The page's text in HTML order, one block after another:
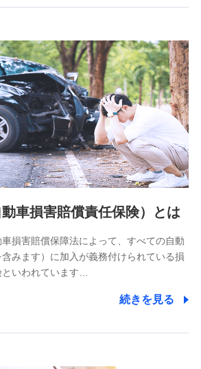
お問い合わせ内容の正確な把握のため
者の職名、連絡先
ンシュアランス 営業部長
中央区日本橋人形町2-14-10 アーバン
シュアランス
提供について
いたしません。
に必要な範囲内において個人情報の取
車損害賠償責任保険）とは
損害賠償保障法によって、すべての自動
みます）に加入が義務付けられている損
といわれています…
続きを見る